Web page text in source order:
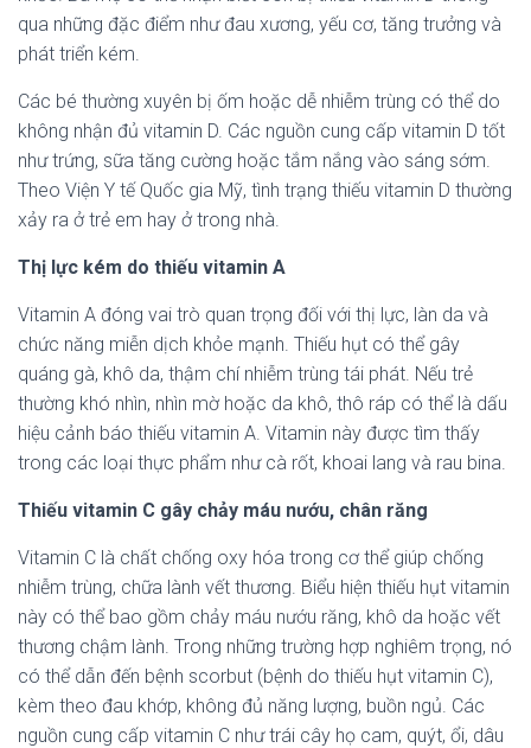
qua những đặc điểm như đau xương, yếu cơ, tăng trưởng và
phát triển kém.
Các bé thường xuyên bị ốm hoặc dễ nhiễm trùng có thể do
không nhận đủ vitamin D. Các nguồn cung cấp vitamin D tốt
như trứng, sữa tăng cường hoặc tắm nắng vào sáng sớm.
Theo Viện Y tế Quốc gia Mỹ, tình trạng thiếu vitamin D thường
xảy ra ở trẻ em hay ở trong nhà.
Thị lực kém do thiếu vitamin A
Vitamin A đóng vai trò quan trọng đối với thị lực, làn da và
chức năng miễn dịch khỏe mạnh. Thiếu hụt có thể gây
quáng gà, khô da, thậm chí nhiễm trùng tái phát. Nếu trẻ
thường khó nhìn, nhìn mờ hoặc da khô, thô ráp có thể là dấu
hiệu cảnh báo thiếu vitamin A. Vitamin này được tìm thấy
trong các loại thực phẩm như cà rốt, khoai lang và rau bina.
Thiếu vitamin C gây chảy máu nướu, chân răng
Vitamin C là chất chống oxy hóa trong cơ thể giúp chống
nhiễm trùng, chữa lành vết thương. Biểu hiện thiếu hụt vitamin
này có thể bao gồm chảy máu nướu răng, khô da hoặc vết
thương chậm lành. Trong những trường hợp nghiêm trọng, nó
có thể dẫn đến bệnh scorbut (bệnh do thiếu hụt vitamin C),
kèm theo đau khớp, không đủ năng lượng, buồn ngủ. Các
nguồn cung cấp vitamin C như trái cây họ cam, quýt, ổi, dâu